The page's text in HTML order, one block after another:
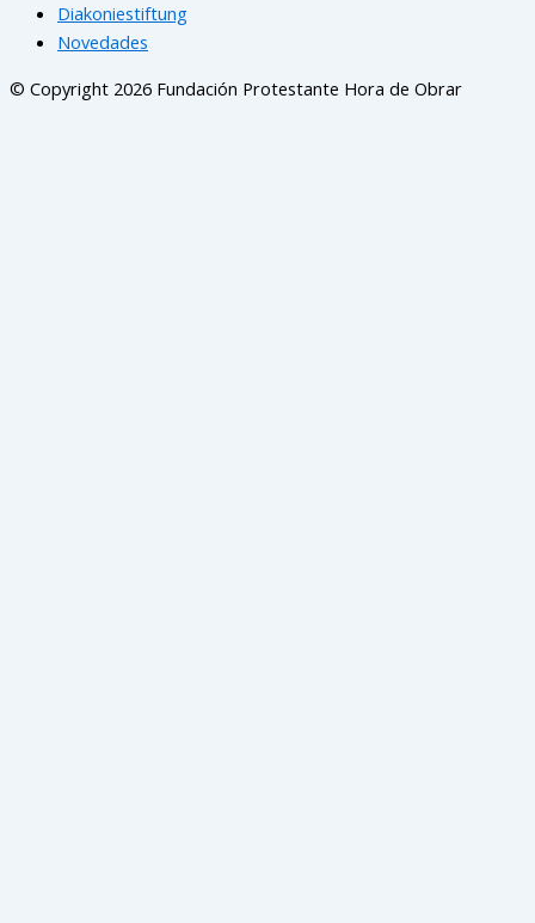
Diakoniestiftung
Novedades
© Copyright 2026 Fundación Protestante Hora de Obrar